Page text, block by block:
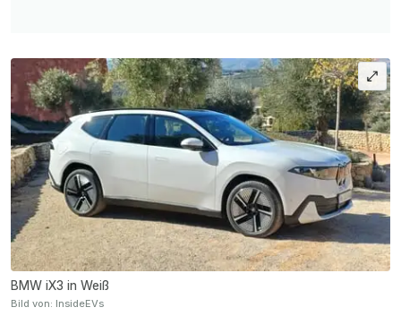
BMW iX3 in Weiß
Bild von: InsideEVs